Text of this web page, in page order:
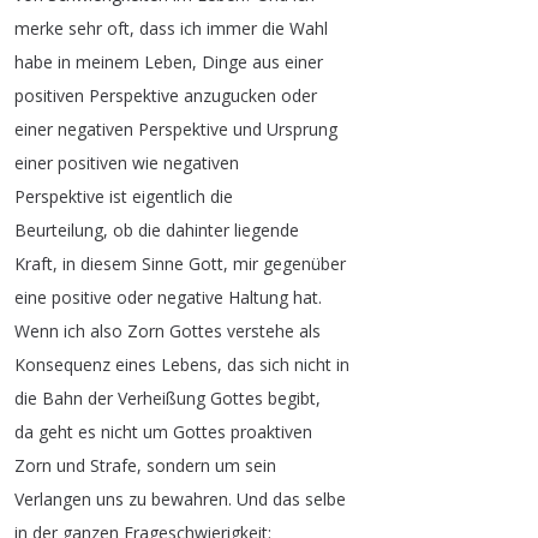
merke sehr oft, dass ich immer die Wahl
habe in meinem Leben, Dinge aus einer
positiven Perspektive anzugucken oder
einer negativen Perspektive und Ursprung
einer positiven wie negativen
Perspektive ist eigentlich die
Beurteilung, ob die dahinter liegende
Kraft, in diesem Sinne Gott, mir gegenüber
eine positive oder negative Haltung hat.
Wenn ich also Zorn Gottes verstehe als
Konsequenz eines Lebens, das sich nicht in
die Bahn der Verheißung Gottes begibt,
da geht es nicht um Gottes proaktiven
Zorn und Strafe, sondern um sein
Verlangen uns zu bewahren. Und das selbe
in der ganzen Frageschwierigkeit: